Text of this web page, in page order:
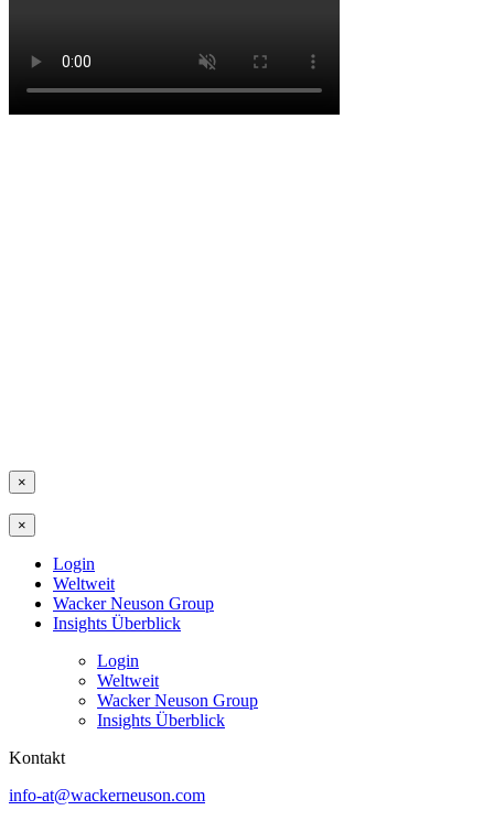
×
×
Login
Weltweit
Wacker Neuson Group
Insights Überblick
Login
Weltweit
Wacker Neuson Group
Insights Überblick
Kontakt
info-at@wackerneuson.com